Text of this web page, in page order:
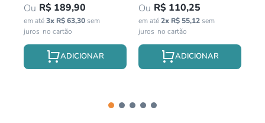
R$ 189,90
em até3x R$63,30sem
juros
R$ 110,25
em até2x R$55,12sem
juros